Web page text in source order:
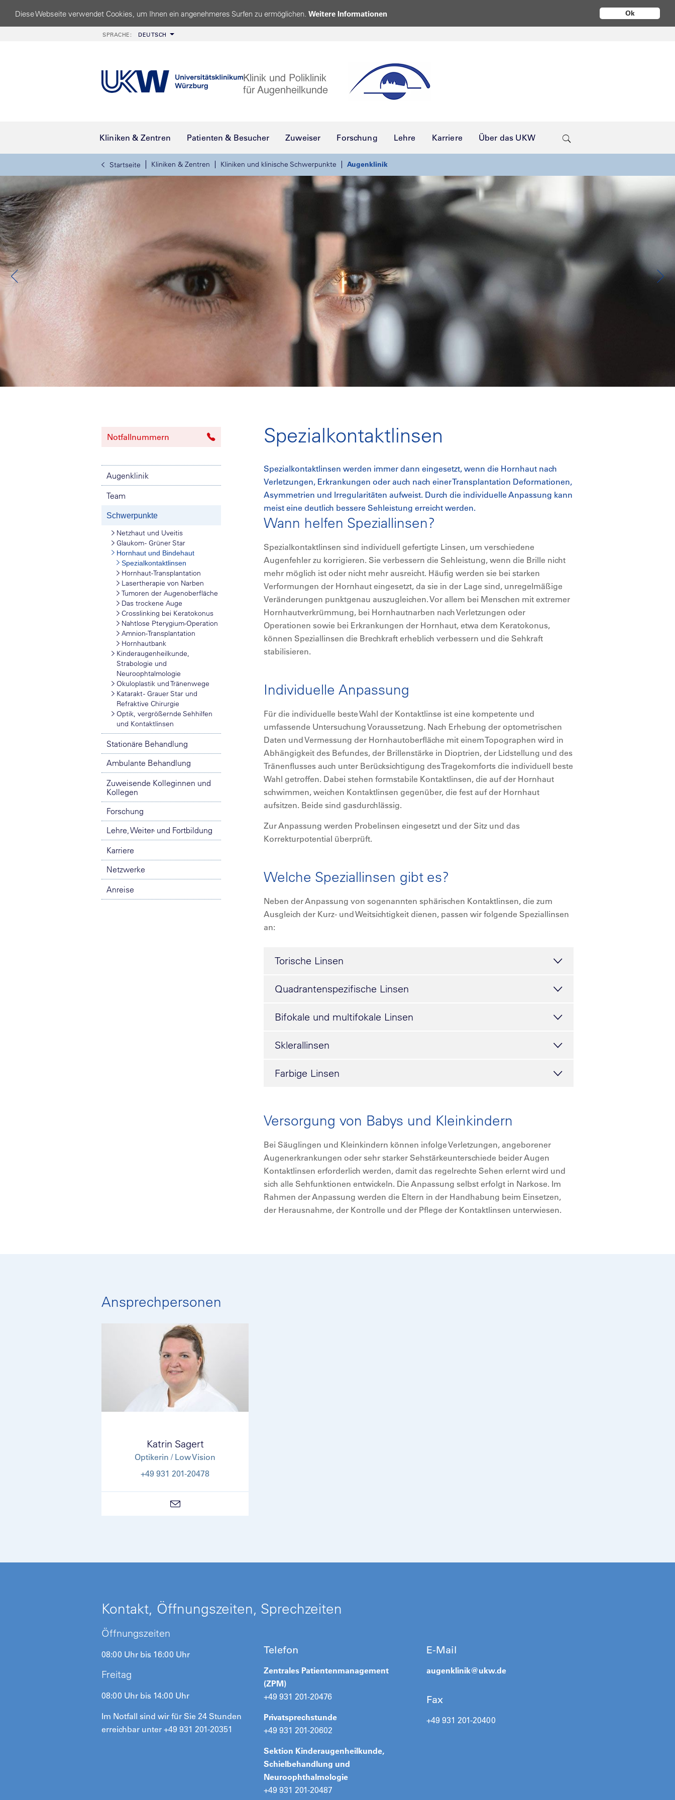
Ok
Diese Webseite verwendet Cookies, um Ihnen ein angenehmeres Surfen zu ermöglichen. Weitere Informationen
SPRACHE: DEUTSCH
Kliniken & Zentren Patienten & Besucher Zuweiser Forschung Lehre Karriere Über das UKW
Startseite Kliniken & Zentren Kliniken und klinische Schwerpunkte Augenklinik
Notfallnummern
Augenklinik
Team
Schwerpunkte
Netzhaut und Uveitis
Glaukom - Grüner Star
Hornhaut und Bindehaut
Spezialkontaktlinsen
Hornhaut-Transplantation
Lasertherapie von Narben
Tumoren der Augenoberfläche
Das trockene Auge
Crosslinking bei Keratokonus
Nahtlose Pterygium-Operation
Amnion-Transplantation
Hornhautbank
Kinderaugenheilkunde,
Strabologie und
Neuroophtalmologie
Okuloplastik und Tränenwege
Katarakt - Grauer Star und
Refraktive Chirurgie
Optik, vergrößernde Sehhilfen
und Kontaktlinsen
Stationäre Behandlung
Ambulante Behandlung
Zuweisende Kolleginnen und
Kollegen
Forschung
Lehre, Weiter- und Fortbildung
Karriere
Netzwerke
Anreise
Spezialkontaktlinsen
Spezialkontaktlinsen werden immer dann eingesetzt, wenn die Hornhaut nach
Verletzungen, Erkrankungen oder auch nach einer Transplantation Deformationen,
Asymmetrien und Irregularitäten aufweist. Durch die individuelle Anpassung kann
meist eine deutlich bessere Sehleistung erreicht werden.
Wann helfen Speziallinsen?
Spezialkontaktlinsen sind individuell gefertigte Linsen, um verschiedene
Augenfehler zu korrigieren. Sie verbessern die Sehleistung, wenn die Brille nicht
mehr möglich ist oder nicht mehr ausreicht. Häufig werden sie bei starken
Verformungen der Hornhaut eingesetzt, da sie in der Lage sind, unregelmäßige
Veränderungen punktgenau auszugleichen. Vor allem bei Menschen mit extremer
Hornhautverkrümmung, bei Hornhautnarben nach Verletzungen oder
Operationen sowie bei Erkrankungen der Hornhaut, etwa dem Keratokonus,
können Speziallinsen die Brechkraft erheblich verbessern und die Sehkraft
stabilisieren.
Individuelle Anpassung
Für die individuelle beste Wahl der Kontaktlinse ist eine kompetente und
umfassende Untersuchung Voraussetzung. Nach Erhebung der optometrischen
Daten und Vermessung der Hornhautoberfläche mit einem Topographen wird in
Abhängigkeit des Befundes, der Brillenstärke in Dioptrien, der Lidstellung und des
Tränenflusses auch unter Berücksichtigung des Tragekomforts die individuell beste
Wahl getroffen. Dabei stehen formstabile Kontaktlinsen, die auf der Hornhaut
schwimmen, weichen Kontaktlinsen gegenüber, die fest auf der Hornhaut
aufsitzen. Beide sind gasdurchlässig.
Zur Anpassung werden Probelinsen eingesetzt und der Sitz und das
Korrekturpotential überprüft.
Welche Speziallinsen gibt es?
Neben der Anpassung von sogenannten sphärischen Kontaktlinsen, die zum
Ausgleich der Kurz- und Weitsichtigkeit dienen, passen wir folgende Speziallinsen
an:
Torische Linsen
Quadrantenspezifische Linsen
Bifokale und multifokale Linsen
Sklerallinsen
Farbige Linsen
Versorgung von Babys und Kleinkindern
Bei Säuglingen und Kleinkindern können infolge Verletzungen, angeborener
Augenerkrankungen oder sehr starker Sehstärkeunterschiede beider Augen
Kontaktlinsen erforderlich werden, damit das regelrechte Sehen erlernt wird und
sich alle Sehfunktionen entwickeln. Die Anpassung selbst erfolgt in Narkose. Im
Rahmen der Anpassung werden die Eltern in der Handhabung beim Einsetzen,
der Herausnahme, der Kontrolle und der Pflege der Kontaktlinsen unterwiesen.
Ansprechpersonen
Katrin Sagert
Optikerin / Low Vision
+49 931 201-20478
Kontakt, Öffnungszeiten, Sprechzeiten
Öffnungszeiten
08:00 Uhr bis 16:00 Uhr
Freitag
08:00 Uhr bis 14:00 Uhr
Im Notfall sind wir für Sie 24 Stunden
erreichbar unter +49 931 201-20351
Telefon
Zentrales Patientenmanagement
(ZPM)
+49 931 201-20476
Privatsprechstunde
+49 931 201-20602
Sektion Kinderaugenheilkunde,
Schielbehandlung und
Neuroophthalmologie
+49 931 201-20487
E-Mail
augenklinik@ukw.de
Fax
+49 931 201-20400